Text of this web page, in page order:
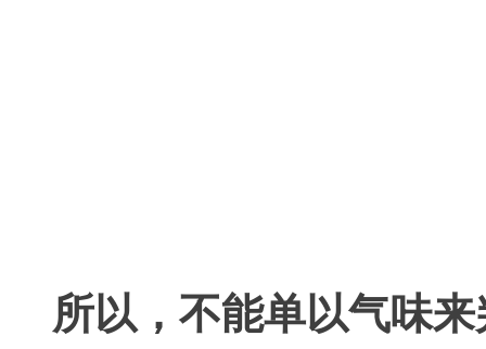
所以，不能单以气味来